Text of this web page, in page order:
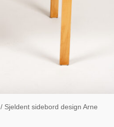
/ Sjeldent sidebord design Arne